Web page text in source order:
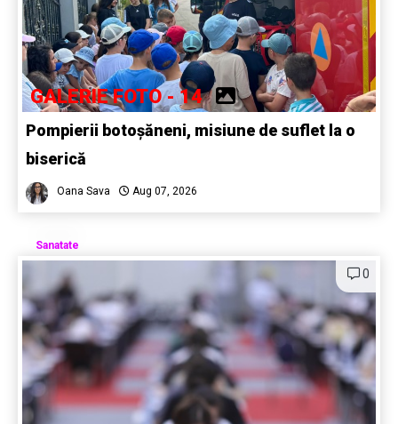
GALERIE FOTO - 14
Pompierii botoșăneni, misiune de suflet la o
biserică
Oana Sava Aug 07, 2026
Sanatate
0